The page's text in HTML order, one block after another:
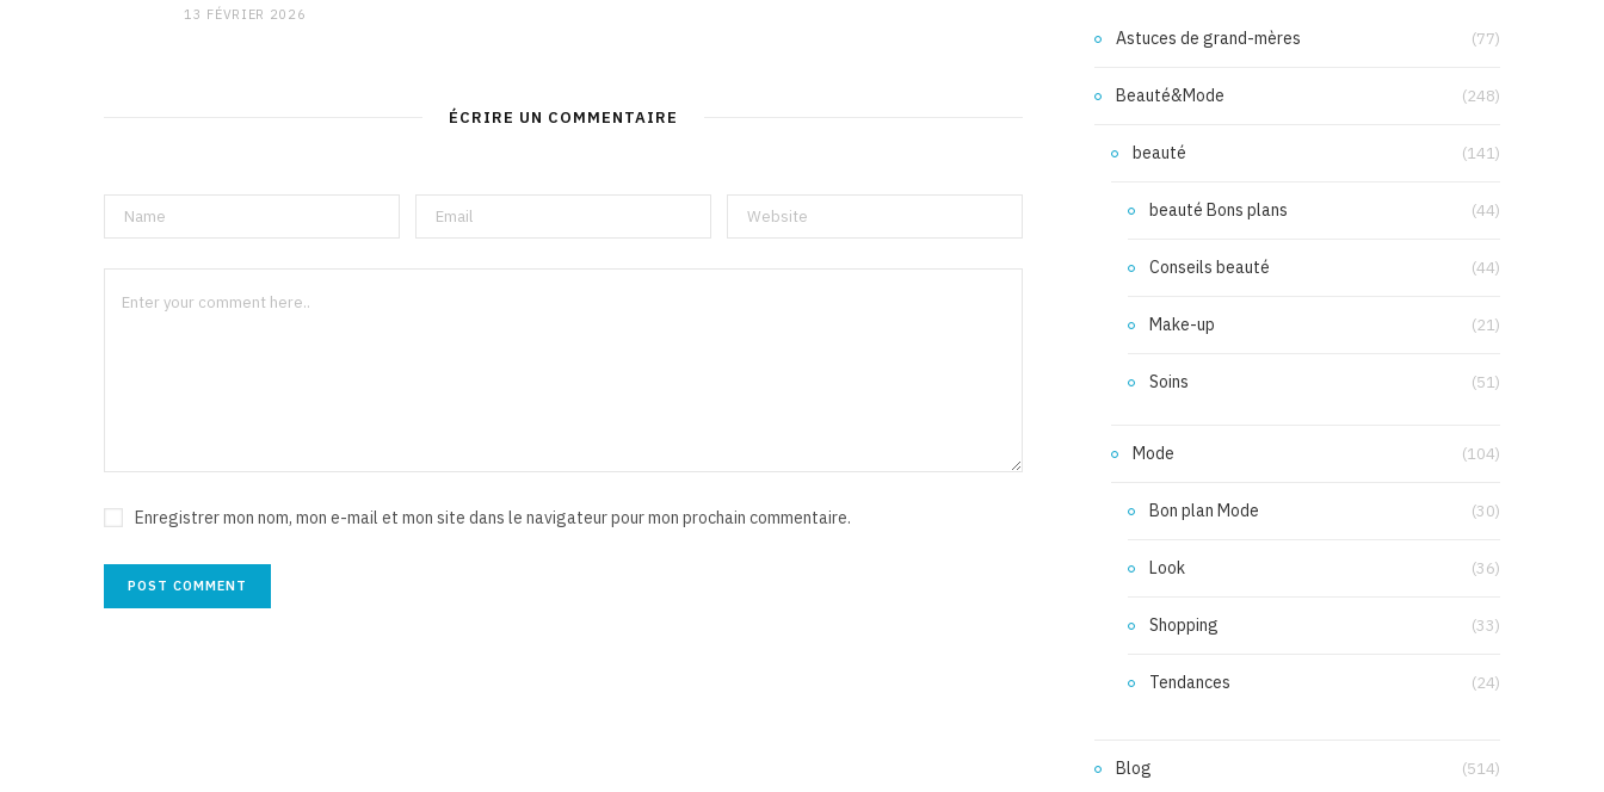
13 FÉVRIER 2026
ÉCRIRE UN COMMENTAIRE
Enregistrer mon nom, mon e-mail et mon site dans le navigateur pour mon prochain commentaire.
Astuces de grand-mères (77)
Beauté&Mode (248)
beauté (141)
beauté Bons plans (44)
Conseils beauté (44)
Make-up (21)
Soins (51)
Mode (104)
Bon plan Mode (30)
Look (36)
Shopping (33)
Tendances (24)
Blog (514)